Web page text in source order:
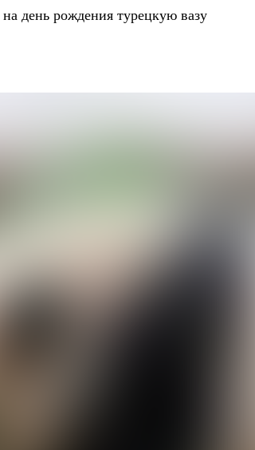
на день рождения турецкую вазу